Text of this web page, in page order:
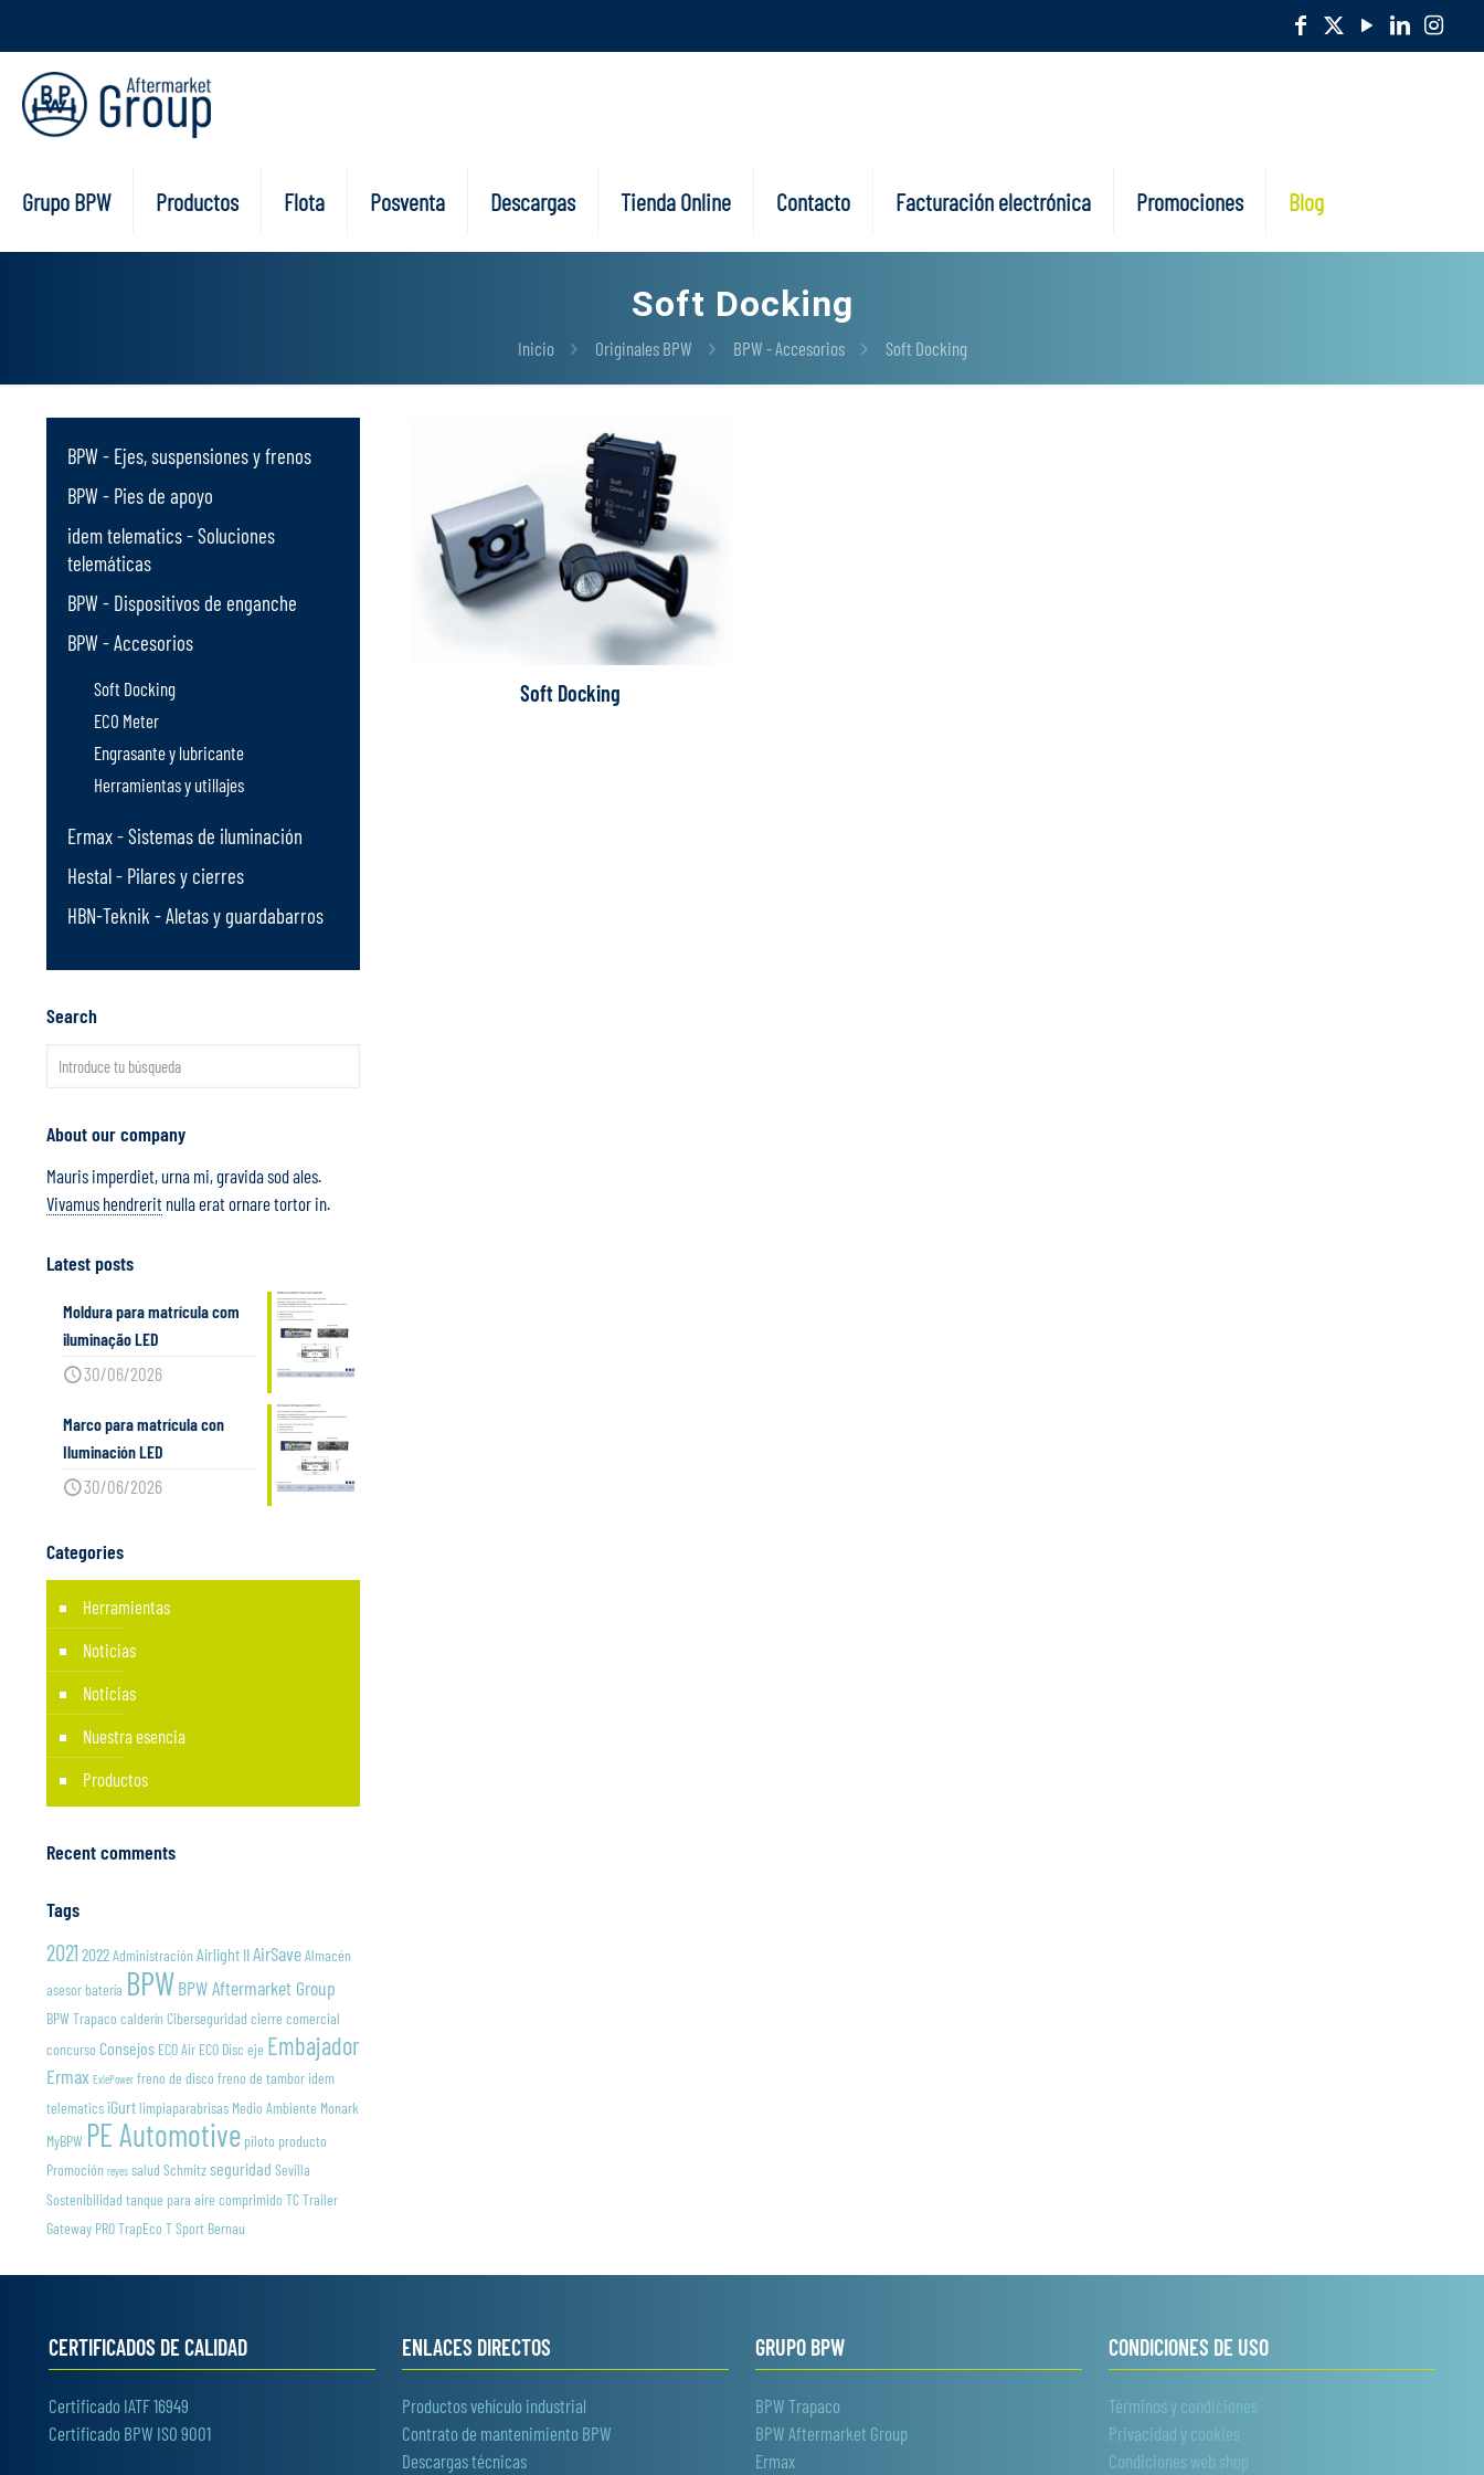
Grupo BPW Productos Flota Posventa Descargas Tienda Online Contacto Facturación electrónica Promociones Blog
Soft Docking
Inicio Originales BPW BPW - Accesorios Soft Docking
Soft Docking
BPW - Ejes, suspensiones y frenos
BPW - Pies de apoyo
idem telematics - Soluciones
telemáticas
BPW - Dispositivos de enganche
BPW - Accesorios
Soft Docking
ECO Meter
Engrasante y lubricante
Herramientas y utillajes
Ermax - Sistemas de iluminación
Hestal - Pilares y cierres
HBN-Teknik - Aletas y guardabarros
Search
About our company
Mauris imperdiet, urna mi, gravida sod ales.
Vivamus hendrerit nulla erat ornare tortor in.
Latest posts
Moldura para matrícula com
iluminação LED
30/06/2026
Marco para matrícula con
Iluminación LED
30/06/2026
Categories
Herramientas
Noticias
Noticias
Nuestra esencia
Productos
Recent comments
Tags
2021 2022Administración Airlight IIAirSaveAlmacén
asesor batería BPWBPW Aftermarket Group
BPW Trapaco calderín Ciberseguridad cierre comercial
concurso Consejos ECO Air ECO Disc eje Embajador
Ermax ExlePower freno de disco freno de tambor idem
telematics iGurtlimpiaparabrisas Medio Ambiente Monark
MyBPW PE Automotive piloto producto
Promoción reyes salud Schmitzseguridad Sevilla
Sostenibilidad tanque para aire comprimido TC Trailer
Gateway PROTrapEco T Sport Bernau
CERTIFICADOS DE CALIDAD
Certificado IATF 16949
Certificado BPW ISO 9001
ENLACES DIRECTOS
Productos vehículo industrial
Contrato de mantenimiento BPW
Descargas técnicas
GRUPO BPW
BPW Trapaco
BPW Aftermarket Group
Ermax
CONDICIONES DE USO
Términos y condiciones
Privacidad y cookies
Condiciones web shop